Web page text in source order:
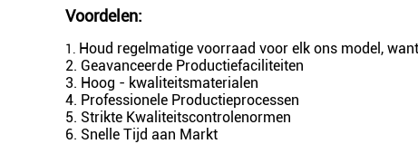
Voordelen:
1. Houd regelmatige voorraad voor elk ons model,
2. Geavanceerde Productiefaciliteiten
3. Hoog - kwaliteitsmaterialen
4. Professionele Productieprocessen
5. Strikte Kwaliteitscontrolenormen
6. Snelle Tijd aan Markt